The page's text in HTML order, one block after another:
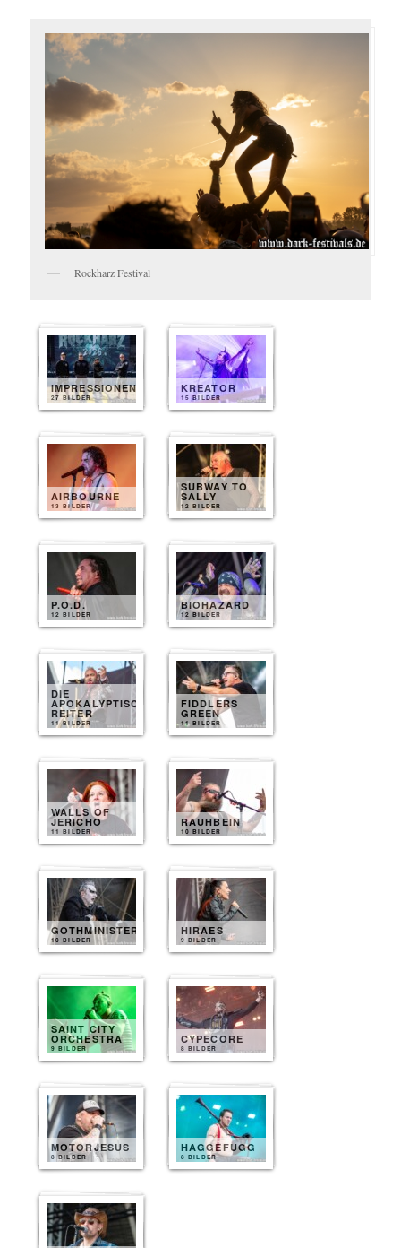
Rockharz Festival
IMPRESSIONEN
27 BILDER
KREATOR
15 BILDER
AIRBOURNE
13 BILDER
SUBWAY TO
SALLY
12 BILDER
P.O.D.
12 BILDER
BIOHAZARD
12 BILDER
DIE
APOKALYPTISCHEN
REITER
11 BILDER
FIDDLERS
GREEN
11 BILDER
WALLS OF
JERICHO
11 BILDER
RAUHBEIN
10 BILDER
GOTHMINISTER
10 BILDER
HIRAES
9 BILDER
SAINT CITY
ORCHESTRA
9 BILDER
CYPECORE
8 BILDER
MOTORJESUS
8 BILDER
HAGGEFUGG
8 BILDER